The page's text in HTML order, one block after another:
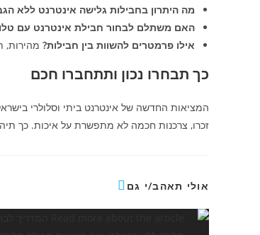
מה היתרון בחבילות גלישה אינטרנט ללא
האם משתלם לבחור חבילת אינטרנט עם
אילו פרמטרים להשוות בין חבילות? מהירות,
כך תבחרו נכון ותתחברו חכם
המציאות החדשה של אינטרנט ביתי וסלולרי
זכרו, צרכנות חכמה לא מתפשרת על איכות. כך
אולי תאהב/י גם